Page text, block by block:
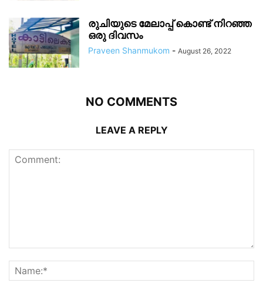
രുചിയുടെ മേലാപ്പ് കൊണ്ട് നിറഞ്ഞ
ഒരു ദിവസം
Praveen Shanmukom - August 26, 2022
NO COMMENTS
LEAVE A REPLY